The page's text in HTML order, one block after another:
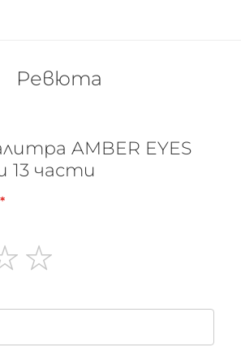
Носете поотделно или
Ревюта
AMBER EYES
13 части